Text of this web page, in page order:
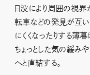
日没により周囲の視界
転車などの発見が互い
にくくなったりする薄暮
ちょっとした気の緩み
へと直結する。